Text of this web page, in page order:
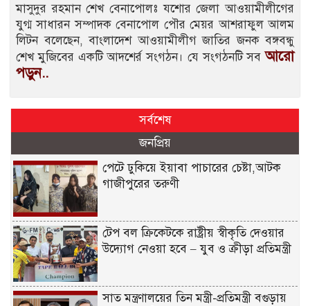
মাসুদুর রহমান শেখ বেনাপোলঃ যশোর জেলা আওয়ামীলীগের
যুগ্ম সাধারন সম্পাদক বেনাপোল পৌর মেয়র আশরাফুল আলম
লিটন বলেছেন, বাংলাদেশ আওয়ামীলীগ জাতির জনক বঙ্গবন্ধু
শেখ মুজিবের একটি আদশের্র সংগঠন। যে সংগঠনটি সবআরো
পড়ুন..
সর্বশেষ
জনপ্রিয়
পেটে ঢুকিয়ে ইয়াবা পাচারের চেষ্টা,আটক
গাজীপুরের তরুণী
টেপ বল ক্রিকেটকে রাষ্ট্রীয় স্বীকৃতি দেওয়ার
উদ্যোগ নেওয়া হবে – যুব ও ক্রীড়া প্রতিমন্ত্রী
সাত মন্ত্রণালয়ের তিন মন্ত্রী-প্রতিমন্ত্রী বগুড়ায়